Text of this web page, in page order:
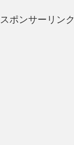
スポンサーリンク